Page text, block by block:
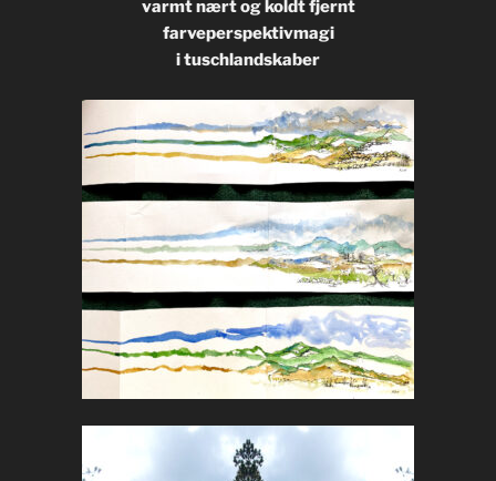
varmt nært og koldt fjernt
farveperspektivmagi
i tuschlandskaber